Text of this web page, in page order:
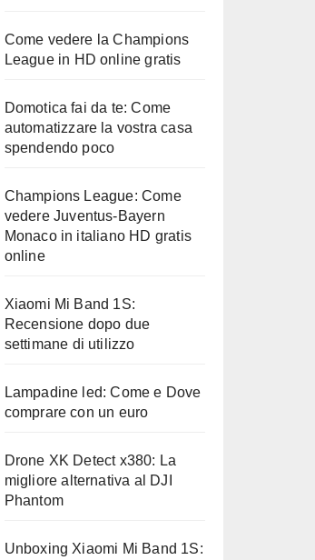
Come vedere la Champions
League in HD online gratis
Domotica fai da te: Come
automatizzare la vostra casa
spendendo poco
Champions League: Come
vedere Juventus-Bayern
Monaco in italiano HD gratis
online
Xiaomi Mi Band 1S:
Recensione dopo due
settimane di utilizzo
Lampadine led: Come e Dove
comprare con un euro
Drone XK Detect x380: La
migliore alternativa al DJI
Phantom
Unboxing Xiaomi Mi Band 1S: